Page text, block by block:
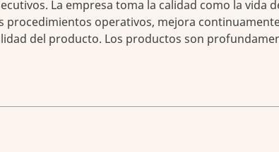
La empresa toma la calidad como la vida
procedimientos operativos, mejora
del producto. Los productos son